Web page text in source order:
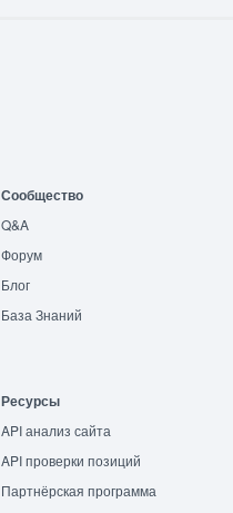
Сообщество
Q&A
Форум
Блог
База Знаний
Ресурсы
API анализ сайта
API проверки позиций
Партнёрская программа